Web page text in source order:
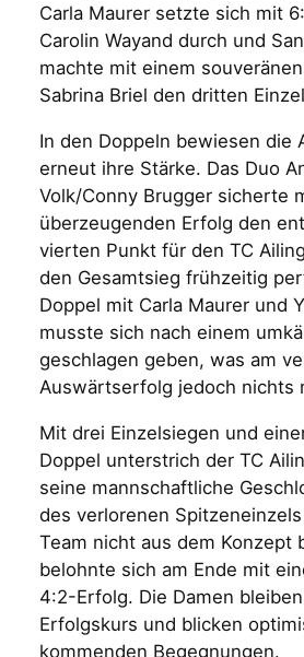
Carla Maurer setzte sich mit
Carolin Wayand durch und
machte mit einem
Sabrina Briel den dritten
In den Doppeln bewiesen die
erneut ihre Stärke. Das Duo
Volk/Conny Brugger sicherte
überzeugenden Erfolg den
vierten Punkt für den TC
den Gesamtsieg frühzeitig
Doppel mit Carla Maurer und
musste sich nach einem
geschlagen geben, was am
Auswärtserfolg jedoch nichts
Mit drei Einzelsiegen und
Doppel unterstrich der TC
seine mannschaftliche
des verlorenen
Team nicht aus dem Konzept
belohnte sich am Ende mit
4:2-Erfolg. Die Damen
Erfolgskurs und blicken
kommenden Begegnungen.